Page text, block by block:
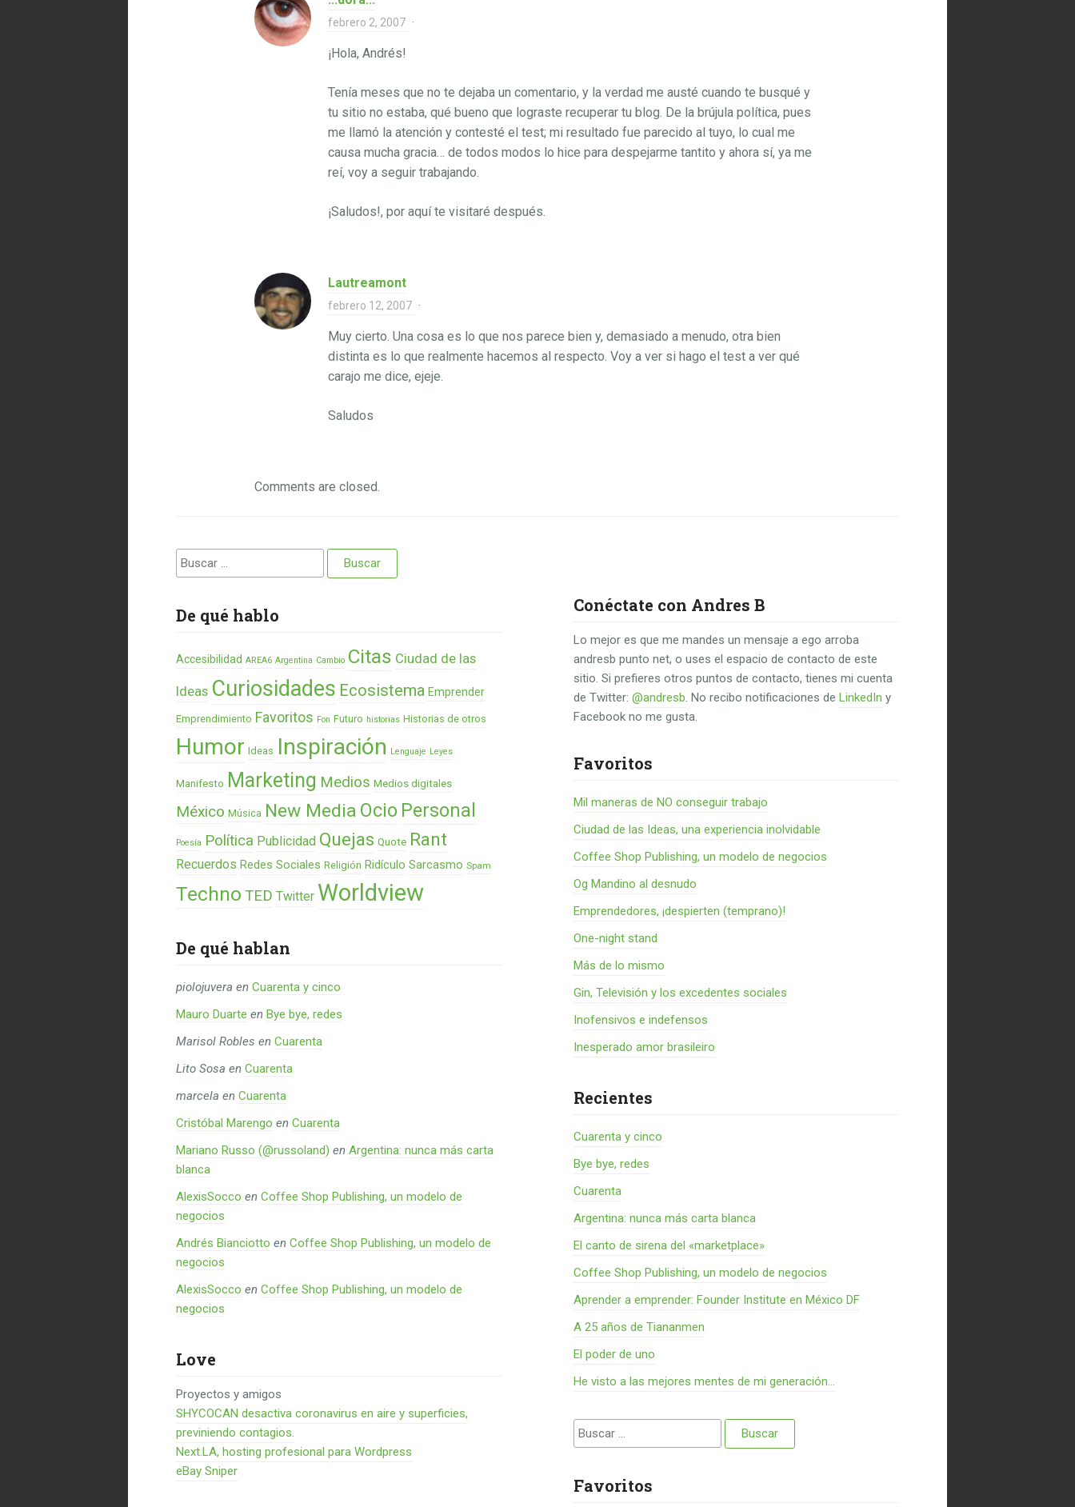
febrero 2, 2007 ·
¡Hola, Andrés!
Tenía meses que no te dejaba un comentario, y la verdad me austé cuando te busqué y
tu sitio no estaba, qué bueno que lograste recuperar tu blog. De la brújula política, pues
me llamó la atención y contesté el test; mi resultado fue parecido al tuyo, lo cual me
causa mucha gracia… de todos modos lo hice para despejarme tantito y ahora sí, ya me
reí, voy a seguir trabajando.
¡Saludos!, por aquí te visitaré después.
Lautreamont
febrero 12, 2007 ·
Muy cierto. Una cosa es lo que nos parece bien y, demasiado a menudo, otra bien
distinta es lo que realmente hacemos al respecto. Voy a ver si hago el test a ver qué
carajo me dice, ejeje.
Saludos
Comments are closed.
Buscar:
De qué hablo
Accesibilidad AREA6 Argentina Cambio Citas Ciudad de las
Ideas Curiosidades Ecosistema Emprender
Emprendimiento Favoritos Fon Futuro historias Historias de otros
Humor Ideas Inspiración Lenguaje Leyes
Manifesto Marketing Medios Medios digitales
México Música New Media Ocio Personal
Poesía Política Publicidad Quejas Quote Rant
Recuerdos Redes Sociales Religión Ridículo Sarcasmo Spam
Techno TED Twitter Worldview
De qué hablan
piolojuvera en Cuarenta y cinco
Mauro Duarte en Bye bye, redes
Marisol Robles en Cuarenta
Lito Sosa en Cuarenta
marcela en Cuarenta
Cristóbal Marengo en Cuarenta
Mariano Russo (@russoland) en Argentina: nunca más carta
blanca
AlexisSocco en Coffee Shop Publishing, un modelo de
negocios
Andrés Bianciotto en Coffee Shop Publishing, un modelo de
negocios
AlexisSocco en Coffee Shop Publishing, un modelo de
negocios
Love
Proyectos y amigos
SHYCOCAN desactiva coronavirus en aire y superficies,
previniendo contagios.
Next.LA, hosting profesional para Wordpress
eBay Sniper
Conéctate con Andres B
Lo mejor es que me mandes un mensaje a ego arroba
andresb punto net, o uses el espacio de contacto de este
sitio. Si prefieres otros puntos de contacto, tienes mi cuenta
de Twitter:@andresb. No recibo notificaciones deLinkedIn y
Facebook no me gusta.
Favoritos
Mil maneras de NO conseguir trabajo
Ciudad de las Ideas, una experiencia inolvidable
Coffee Shop Publishing, un modelo de negocios
Og Mandino al desnudo
Emprendedores, ¡despierten (temprano)!
One-night stand
Más de lo mismo
Gin, Televisión y los excedentes sociales
Inofensivos e indefensos
Inesperado amor brasileiro
Recientes
Cuarenta y cinco
Bye bye, redes
Cuarenta
Argentina: nunca más carta blanca
El canto de sirena del «marketplace»
Coffee Shop Publishing, un modelo de negocios
Aprender a emprender: Founder Institute en México DF
A 25 años de Tiananmen
El poder de uno
He visto a las mejores mentes de mi generación…
Buscar:
Favoritos